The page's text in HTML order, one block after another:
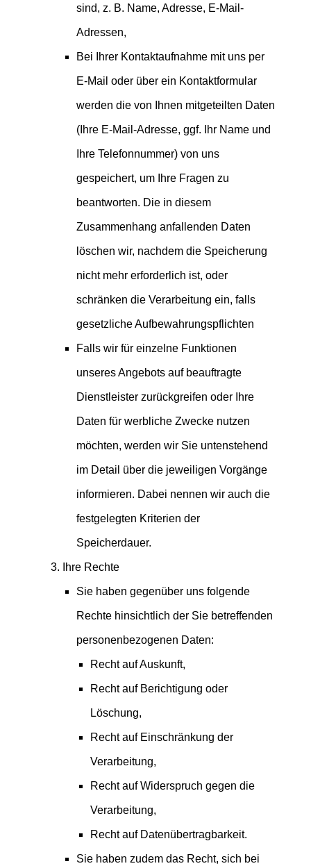
sind, z. B. Name, Adresse, E-Mail-
Adressen,
Bei Ihrer Kontaktaufnahme mit uns per
E-Mail oder über ein Kontaktformular
werden die von Ihnen mitgeteilten Daten
(Ihre E-Mail-Adresse, ggf. Ihr Name und
Ihre Telefonnummer) von uns
gespeichert, um Ihre Fragen zu
beantworten. Die in diesem
Zusammenhang anfallenden Daten
löschen wir, nachdem die Speicherung
nicht mehr erforderlich ist, oder
schränken die Verarbeitung ein, falls
gesetzliche Aufbewahrungspflichten
Falls wir für einzelne Funktionen
unseres Angebots auf beauftragte
Dienstleister zurückgreifen oder Ihre
Daten für werbliche Zwecke nutzen
möchten, werden wir Sie untenstehend
im Detail über die jeweiligen Vorgänge
informieren. Dabei nennen wir auch die
festgelegten Kriterien der
Speicherdauer.
Ihre Rechte
Sie haben gegenüber uns folgende
Rechte hinsichtlich der Sie betreffenden
personenbezogenen Daten:
Recht auf Auskunft,
Recht auf Berichtigung oder
Löschung,
Recht auf Einschränkung der
Verarbeitung,
Recht auf Widerspruch gegen die
Verarbeitung,
Recht auf Datenübertragbarkeit.
Sie haben zudem das Recht, sich bei